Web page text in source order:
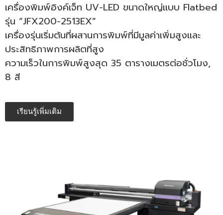
เครื่องพิมพ์อิงค์เจ็ท UV-LED ขนาดใหญ่แบบ Flatbed
รุ่น “JFX200-2513EX”
เครื่องรุ่นเริ่มต้นที่ผสานการพิมพ์ที่มีมูลค่าเพิ่มสูงและ
ประสิทธิภาพการผลิตที่สูง
ความเร็วในการพิมพ์สูงสุด 35 ตารางเมตรต่อชั่วโมง,
8 สี
เรียนรู้เพิ่มเติม